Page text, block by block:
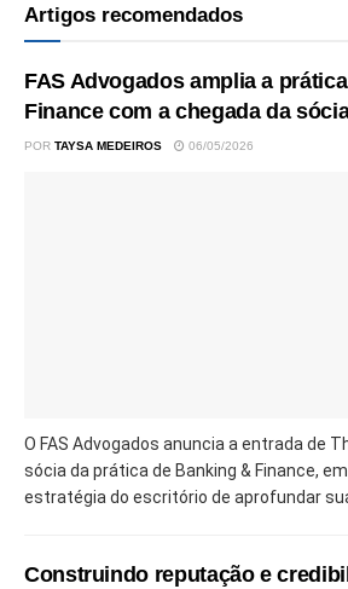
Artigos recomendados
FAS Advogados amplia a
Finance com a chegada da
POR TAYSA MEDEIROS 06/05/2026
O FAS Advogados anuncia a entrada de
sócia da prática de Banking & Finance,
estratégia do escritório de aprofundar
Construindo reputação e